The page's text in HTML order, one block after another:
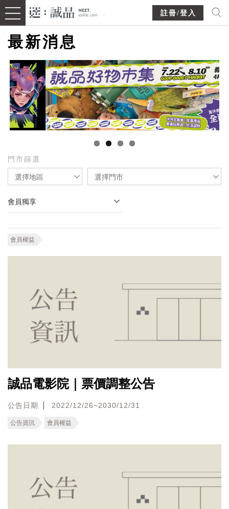
註冊/登入
最新消息
門市篩選
選擇地區 選擇門市
會員獨享
會員權益
誠品電影院｜票價調整公告
公告日期 2022/12/26~2030/12/31
公告資訊 會員權益